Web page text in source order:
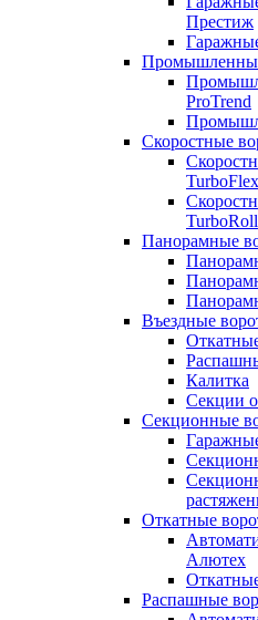
Престиж
ProTrend
Скоростные
TurboFlex
TurboRoll
Панорамные
Въездные
Калитка
Секции
Секционные
Откатные
Алютех
Распашные